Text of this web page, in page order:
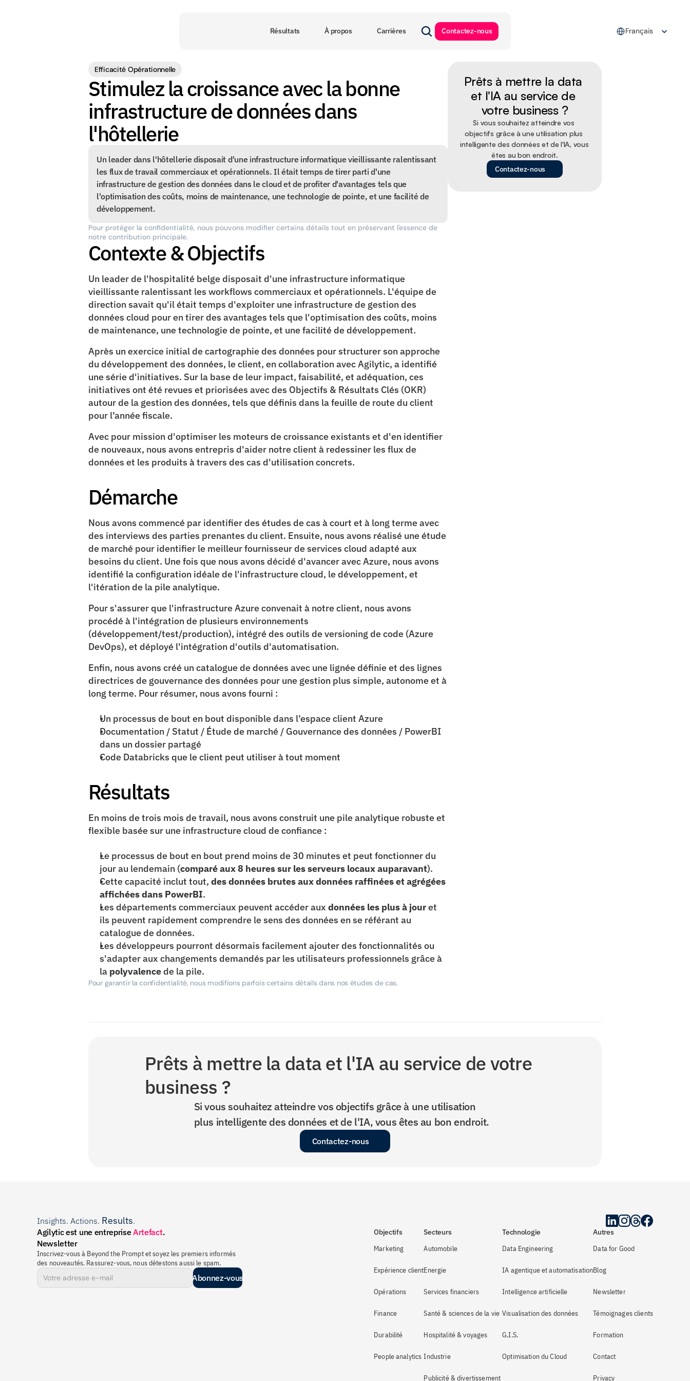
Français
Résultats À propos Carrières Contactez-nous
Efficacité Opérationnelle
Stimulez la croissance avec la bonne
infrastructure de données dans
l'hôtellerie
Un leader dans l'hôtellerie disposait d'une infrastructure informatique vieillissante ralentissant
les flux de travail commerciaux et opérationnels. Il était temps de tirer parti d'une
infrastructure de gestion des données dans le cloud et de profiter d'avantages tels que
l'optimisation des coûts, moins de maintenance, une technologie de pointe, et une facilité de
développement.
Pour protéger la confidentialité, nous pouvons modifier certains détails tout en préservant l'essence de
notre contribution principale.
Contexte & Objectifs
Un leader de l'hospitalité belge disposait d'une infrastructure informatique
vieillissante ralentissant les workflows commerciaux et opérationnels. L'équipe de
direction savait qu'il était temps d'exploiter une infrastructure de gestion des
données cloud pour en tirer des avantages tels que l'optimisation des coûts, moins
de maintenance, une technologie de pointe, et une facilité de développement.
Après un exercice initial de cartographie des données pour structurer son approche
du développement des données, le client, en collaboration avec Agilytic, a identifié
une série d'initiatives. Sur la base de leur impact, faisabilité, et adéquation, ces
initiatives ont été revues et priorisées avec des Objectifs & Résultats Clés (OKR)
autour de la gestion des données, tels que définis dans la feuille de route du client
pour l’année fiscale.
Avec pour mission d'optimiser les moteurs de croissance existants et d'en identifier
de nouveaux, nous avons entrepris d'aider notre client à redessiner les flux de
données et les produits à travers des cas d'utilisation concrets.​
Démarche
Nous avons commencé par identifier des études de cas à court et à long terme avec
des interviews des parties prenantes du client. Ensuite, nous avons réalisé une étude
de marché pour identifier le meilleur fournisseur de services cloud adapté aux
besoins du client​. Une fois que nous avons décidé d'avancer avec Azure, nous avons
identifié la configuration idéale de l'infrastructure cloud​, le développement, et
l'itération de la pile analytique​.
Pour s'assurer que l'infrastructure Azure convenait à notre client, nous avons
procédé à l'intégration de plusieurs environnements
(développement/test/production)​, intégré des outils de versioning de code (Azure
DevOps), et déployé l'intégration d'outils d'automatisation​.
Enfin, nous avons créé un catalogue de données avec une lignée définie ​et des lignes
directrices de gouvernance des données pour une gestion plus simple, autonome et à
long terme.​ Pour résumer, nous avons fourni :
Un processus de bout en bout disponible dans l’espace client Azure
Documentation / Statut / Étude de marché / Gouvernance des données / PowerBI
dans un dossier partagé
Code Databricks que le client peut utiliser à tout moment
Résultats
En moins de trois mois de travail, nous avons construit une pile analytique robuste et
flexible basée sur une infrastructure cloud de confiance :
Le processus de bout en bout prend moins de 30 minutes et peut fonctionner du
jour au lendemain (comparé aux 8 heures sur les serveurs locaux auparavant).
Cette capacité inclut tout, des données brutes aux données raffinées et agrégées
affichées dans PowerBI.
Les départements commerciaux peuvent accéder aux données les plus à jour et
ils peuvent rapidement comprendre le sens des données en se référant au
catalogue de données.
Les développeurs pourront désormais facilement ajouter des fonctionnalités ou
s'adapter aux changements demandés par les utilisateurs professionnels grâce à
la polyvalence de la pile.
Pour garantir la confidentialité, nous modifions parfois certains détails dans nos études de cas.
Prêts à mettre la data
et l'IA au service de
votre business ?
Si vous souhaitez atteindre vos
objectifs grâce à une utilisation plus
intelligente des données et de l'IA, vous
êtes au bon endroit.
Contactez-nous
Prêts à mettre la data et l'IA au service de votre
business ?
Si vous souhaitez atteindre vos objectifs grâce à une utilisation
plus intelligente des données et de l'IA, vous êtes au bon endroit.
Contactez-nous
Insights. Actions. Results.
Agilytic est une entreprise Artefact.
Newsletter
Inscrivez-vous à Beyond the Prompt et soyez les premiers informés
des nouveautés. Rassurez-vous, nous détestons aussi le spam.
Abonnez-vous
Objectifs
Marketing
Expérience client
Opérations
Finance
Durabilité
People analytics
Secteurs
Automobile
Energie
Services financiers
Santé & sciences de la vie
Hospitalité & voyages
Industrie
Publicité & divertissement
Technologie
Data Engineering
IA agentique et automatisation
Intelligence artificielle
Visualisation des données
G.I.S.
Optimisation du Cloud
Autres
Data for Good
Blog
Newsletter
Témoignages clients
Formation
Contact
Privacy